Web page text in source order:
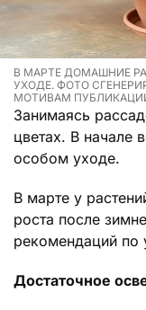
В МАРТЕ ДОМАШНИЕ
УХОДЕ. ФОТО
МОТИВАМ
Занимаясь
цветах. В начале
особом уходе.
В марте у
роста после
рекомендаций по
Достаточное